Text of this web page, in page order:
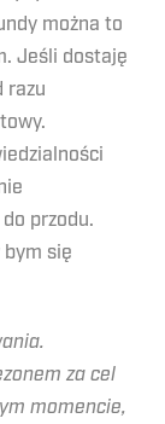
można to
Jeśli dostaję
razu
przodu.
się
za cel
momencie,